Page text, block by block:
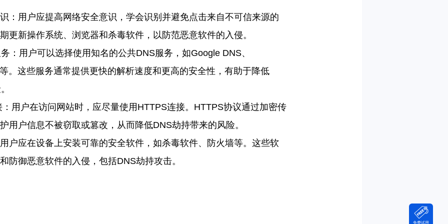
：用户应提高网络安全意识，学会识别并避免点击来自不可信来源的
更新操作系统、浏览器和杀毒软件，以防范恶意软件的入侵。
：用户可以选择使用知名的公共DNS服务，如Google DNS、
等。这些服务通常提供更快的解析速度和更高的安全性，有助于降低
：用户在访问网站时，应尽量使用 HTTPS连接。 HTTPS协议通过加密传
用户信息不被窃取或篡改，从而降低DNS劫持带来的风险。
户应在设备上安装可靠的安全软件，如杀毒软件、防火墙等。这些软
防御恶意软件的入侵，包括DNS劫持攻击。
免费试用